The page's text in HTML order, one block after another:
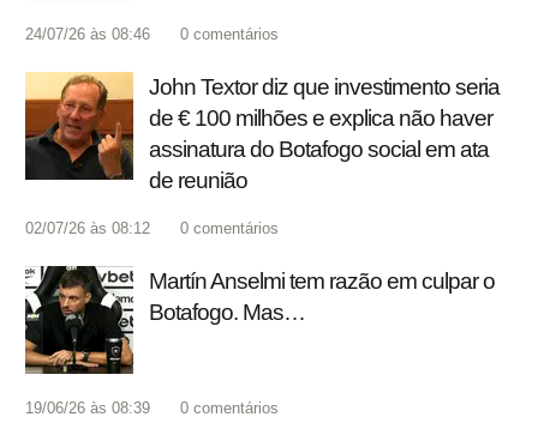
24/07/26 às 08:46 0 comentários
John Textor diz que investimento seria
de € 100 milhões e explica não haver
assinatura do Botafogo social em ata
de reunião
02/07/26 às 08:12 0 comentários
Martín Anselmi tem razão em culpar o
Botafogo. Mas…
19/06/26 às 08:39 0 comentários